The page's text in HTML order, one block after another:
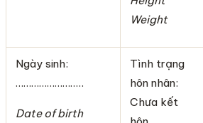
Weight
Ngày sinh:
……………………..
Date of birth
Tình trạng
hôn nhân:
Chưa kết